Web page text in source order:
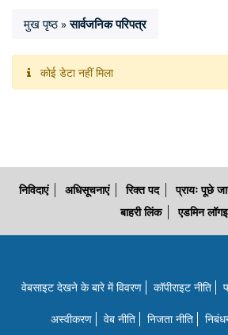
मुख पृष्ठ » सार्वजनिक परिपत्र
कोई डेटा नहीं मिला
निविदाएं अधिसूचनाएं रिक्त पद प्रायः पूछे
बाहरी लिंक
एडमिन
वेबसाइट देखने के बारे में विवरण कॉपीराइट नीति
अस्वीकरण वेब नीति निजता नीति